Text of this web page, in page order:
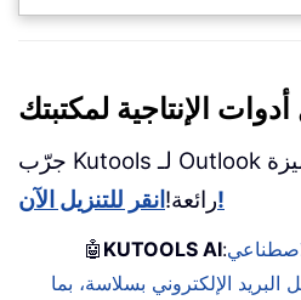
الإنتاجية لمكتبتك
جرّب Kutools لـ Outlook الجديد كليًا مع 100+ ميزة
رائعة!انقر للتنزيل الآن!
🤖 KUTOOLS AI:
الإلكتروني بسلاسة، بما